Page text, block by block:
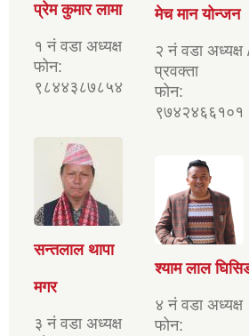
प्रेम कुमार लामा
१ नं वडा अध्यक्ष
फोन:
९८४४३८७८५४
मेच मान योन्जन
२ नं वडा अध्यक्ष
प्रवक्ता
फोन:
९७४२४६६१०१
सन्तलाल थापा
मगर
३ नं वडा अध्यक्ष
श्याम लाल
४ नं वडा अध्यक्ष
फोन: